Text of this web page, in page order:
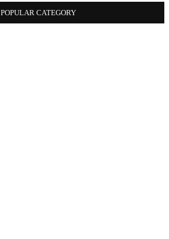
POPULAR CATEGORY